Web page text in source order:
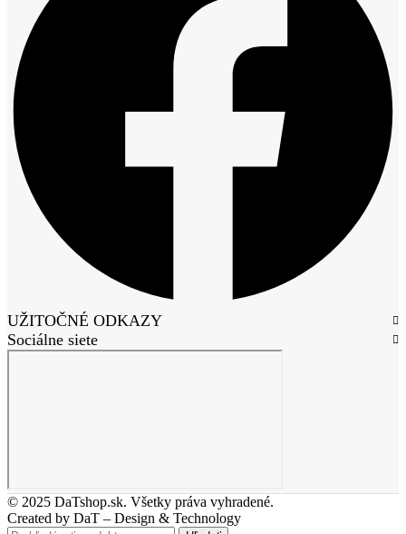
UŽITOČNÉ ODKAZY
Sociálne siete
© 2025 DaTshop.sk. Všetky práva vyhradené.
Created by DaT – Design & Technology